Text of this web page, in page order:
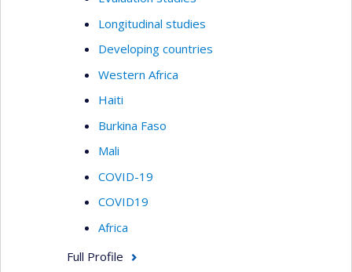
Longitudinal studies
Developing countries
Western Africa
Haiti
Burkina Faso
Mali
COVID-19
COVID19
Africa
Full Profile